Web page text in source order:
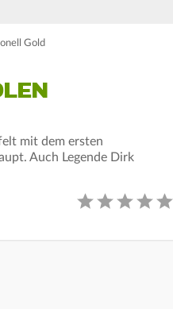
Gold
mit dem ersten
Auch Legende Dirk